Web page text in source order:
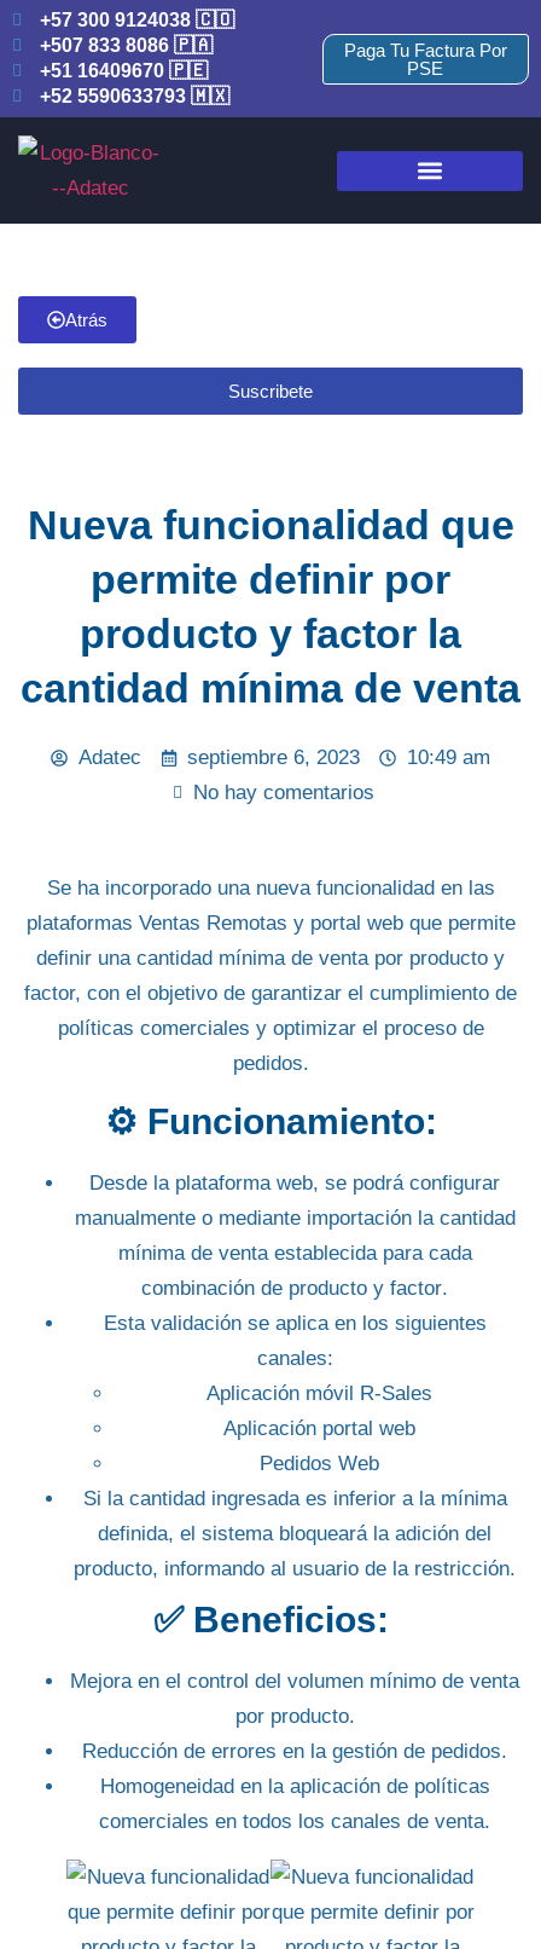
+57 300 9124038 🇨🇴
+507 833 8086 🇵🇦
+51 16409670 🇵🇪
+52 5590633793 🇲🇽
Paga Tu Factura Por
PSE
Atrás
Suscribete
Nueva funcionalidad que
permite definir por
producto y factor la
cantidad mínima de venta
Adatec septiembre 6, 2023
10:49 am
No hay comentarios
Se ha incorporado una nueva funcionalidad en las
plataformas Ventas Remotas y portal webque permite
definir una cantidad mínima de ventapor producto y
factor, con el objetivo de garantizar el cumplimiento de
políticas comerciales y optimizar el proceso de
pedidos.
⚙️ Funcionamiento:
Desde la plataforma web, se podrá configurar
manualmente o mediante importaciónla cantidad
mínima de venta establecida para cada
combinación de producto y factor.
Esta validación se aplica en los siguientes
canales:
Aplicación móvil
R-Sales
Aplicación portal web
Pedidos Web
Si la cantidad ingresada es inferior a la mínima
definida, el sistema bloqueará la adición del
producto, informando al usuario de la restricción.
✅ Beneficios:
Mejora en el control del volumen mínimo de venta
por producto.
Reducción de errores en la gestión de pedidos.
Homogeneidad en la aplicación de políticas
comerciales en todos los canales de venta.